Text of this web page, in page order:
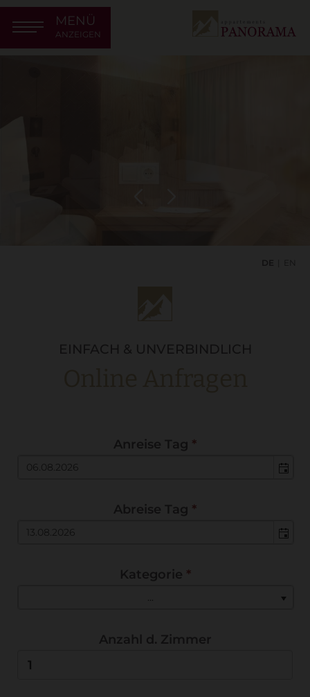
MENÜ
ANZEIGEN
DE EN
EINFACH & UNVERBINDLICH
Anreise Tag *
Abreise Tag *
Kategorie *
...
Anzahl d. Zimmer